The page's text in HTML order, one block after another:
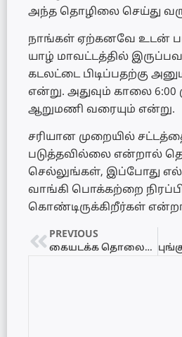
அந்த தொழிலை செய்து
நாங்கள் ஏற்கனவே உடன்
யாழ் மாவட்டத்தில்
கடலட்டை பிடிப்பதற்கு
என்று. அதுவும் காலை 6:00
ஆறுமணி வரையும் என்று.
சரியான முறையில்
படுத்தவில்லை என்றால்
செல்லுங்கள், இப்போது
வாங்கி பொக்கற்றை
கொண்டிருக்கிறீர்கள்
PREVIOUS
கையடக்க தொலைபேசியின் விலை குறைப்பு தொடர்பில் வெளியான தகவல்